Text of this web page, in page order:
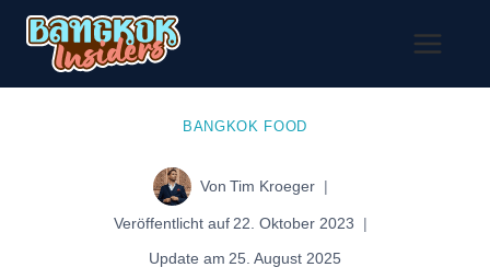
Zum
Inhalt
springen
BANGKOK FOOD
Von Tim Kroeger
Veröffentlicht auf 22. Oktober 2023
Update am 25. August 2025